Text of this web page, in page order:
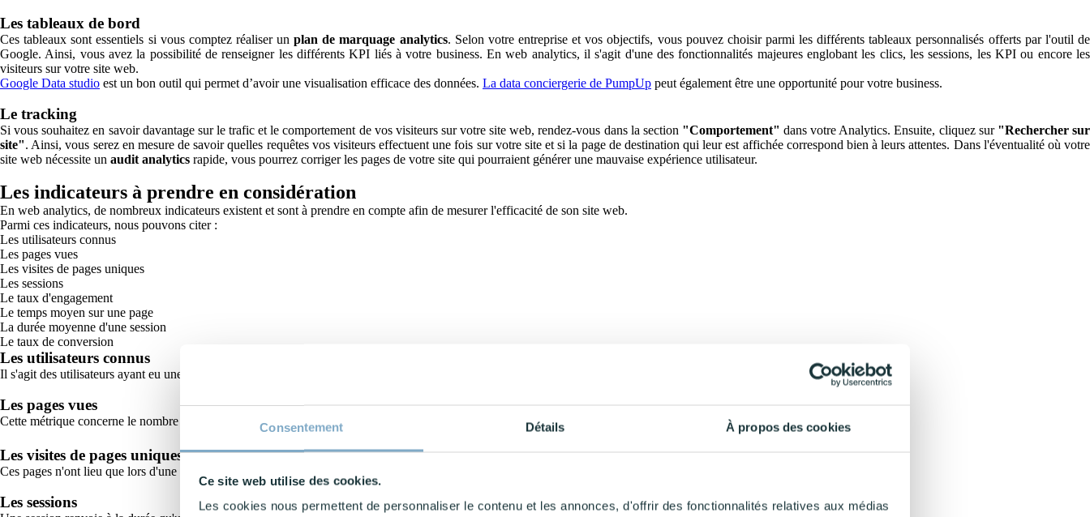
Consentement Détails À propos des cookies
Ce site web utilise des cookies.
Les cookies nous permettent de personnaliser le contenu et les annonces, d'offrir des fonctionnalités relatives aux médias
Les tableaux de bord
Ces tableaux sont essentiels si vous comptez réaliser unplan de marquage analytics. Selon votre entreprise et vos objectifs, vous pouvez choisir parmi les différents tableaux personnalisés offerts par l'outil de
Google. Ainsi, vous avez la possibilité de renseigner les différents KPI liés à votre business. En web analytics, il s'agit d'une des fonctionnalités majeures englobant les clics, les sessions, les KPI ou encore les
visiteurs sur votre site web.
Google Data studio est un bon outil qui permet d’avoir une visualisation efficace des données. La data conciergerie de PumpUp peut également être une opportunité pour votre business.
Le tracking
Si vous souhaitez en savoir davantage sur le trafic et le comportement de vos visiteurs sur votre site web, rendez-vous dans la section "Comportement" dans votre Analytics. Ensuite, cliquez sur "Rechercher sur
site". Ainsi, vous serez en mesure de savoir quelles requêtes vos visiteurs effectuent une fois sur votre site et si la page de destination qui leur est affichée correspond bien à leurs attentes. Dans l'éventualité où votre
site web nécessite un audit analytics rapide, vous pourrez corriger les pages de votre site qui pourraient générer une mauvaise expérience utilisateur.
Les indicateurs à prendre en considération
En web analytics, de nombreux indicateurs existent et sont à prendre en compte afin de mesurer l'efficacité de son site web.
Parmi ces indicateurs, nous pouvons citer :
Les utilisateurs connus
Les pages vues
Les visites de pages uniques
Les sessions
Le taux d'engagement
Le temps moyen sur une page
La durée moyenne d'une session
Le taux de conversion
Les utilisateurs connus
Il s'agit des utilisateurs ayant eu une interaction que ce soit avec votre site web ou avec votre application mobile.
Les pages vues
Cette métrique concerne le nombre de pages que les visiteurs auront consultées en se rendant sur votre site internet.
Les visites de pages uniques
Ces pages n'ont lieu que lors d'une
Les sessions